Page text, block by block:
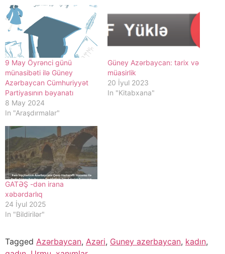
9 May Öyrənci günü
münasibəti ilə Güney
Azərbaycan Cümhuriyyət
Partiyasının bəyanatı
8 May 2024
In "Araşdırmalar"
Güney Azərbaycan: tarix və
müasirlik
20 İyul 2023
In "Kitabxana"
GATƏŞ -dən irana
xəbərdarlıq
24 İyul 2025
In "Bildirilər"
Tagged Azərbaycan, Azəri, Guney azerbaycan, kadın,